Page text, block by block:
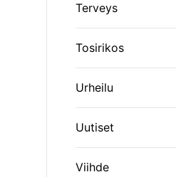
Terveys
Tosirikos
Urheilu
Uutiset
Viihde